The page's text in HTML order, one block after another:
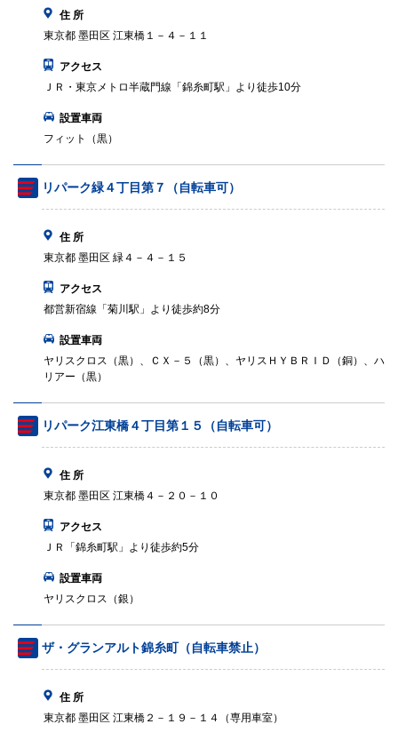
住 所
東京都 墨田区 江東橋１－４－１１
アクセス
ＪＲ・東京メトロ半蔵門線「錦糸町駅」より徒歩10分
設置車両
フィット（黒）
リパーク緑４丁目第７（自転車可）
住 所
東京都 墨田区 緑４－４－１５
アクセス
都営新宿線「菊川駅」より徒歩約8分
設置車両
ヤリスクロス（黒）、ＣＸ－５（黒）、ヤリスＨＹＢＲＩＤ（銅）、ハ
リアー（黒）
リパーク江東橋４丁目第１５（自転車可）
住 所
東京都 墨田区 江東橋４－２０－１０
アクセス
ＪＲ「錦糸町駅」より徒歩約5分
設置車両
ヤリスクロス（銀）
ザ・グランアルト錦糸町（自転車禁止）
住 所
東京都 墨田区 江東橋２－１９－１４（専用車室）